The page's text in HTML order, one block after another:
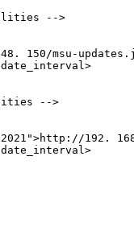
-->
150/msu-
-->
192.